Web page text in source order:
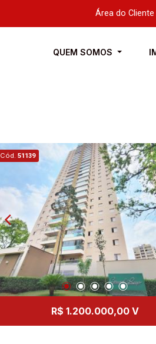
Área do Cliente
QUEM SOMOS
Cód. 51139
R$ 1.200.000,00 V